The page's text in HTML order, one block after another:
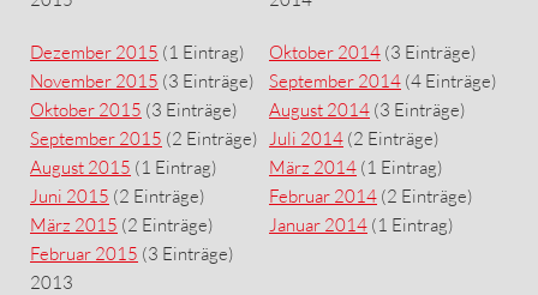
Dezember 2015 (1 Eintrag)
November 2015 (3 Einträge)
Oktober 2015 (3 Einträge)
September 2015 (2 Einträge)
August 2015 (1 Eintrag)
Juni 2015 (2 Einträge)
März 2015 (2 Einträge)
Februar 2015 (3 Einträge)
Oktober 2014 (3 Einträge)
September 2014 (4 Einträge)
August 2014 (3 Einträge)
Juli 2014 (2 Einträge)
März 2014 (1 Eintrag)
Februar 2014 (2 Einträge)
Januar 2014 (1 Eintrag)
2013